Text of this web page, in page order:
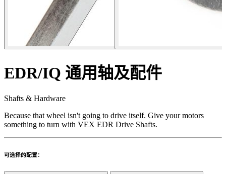
EDR/IQ 通用轴及配件
Shafts & Hardware
Because that wheel isn't going to drive itself. Give your motors
something to turn with VEX EDR Drive Shafts.
可选择的配置：